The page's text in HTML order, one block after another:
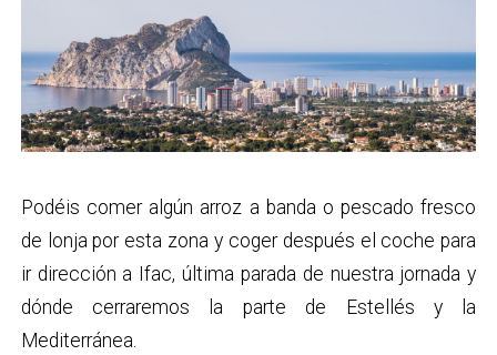
Podéis comer algún arroz a banda o pescado fresco
de lonja por esta zona y coger después el coche para
ir dirección a Ifac, última parada de nuestra jornada y
dónde cerraremos la parte de Estellés y la
Mediterránea.